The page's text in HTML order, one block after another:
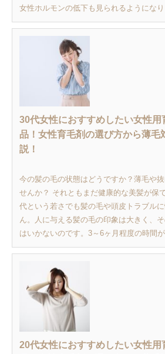
女性ホルモンの低下も見られるようにな
30代女性におすすめしたい女性用
品！女性育毛剤の選び方から薄毛
説！
今の髪の毛の状態はどうですか？薄毛や
せんか？ それともまだ健康的な美髪が保
代という若さでも髪の毛や頭皮トラブル
ん。人に与える髪の毛の印象は大きく、
はいかないのです。3～6ヶ月程度の時間
20代女性におすすめしたい女性用